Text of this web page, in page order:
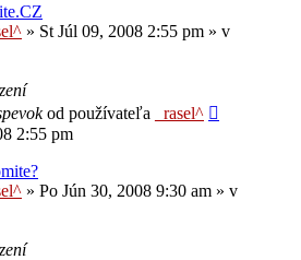
» St Júl 09, 2008 2:55 pm » v
od používateľa
_rasel^
2:55 pm
» Po Jún 30, 2008 9:30 am » v